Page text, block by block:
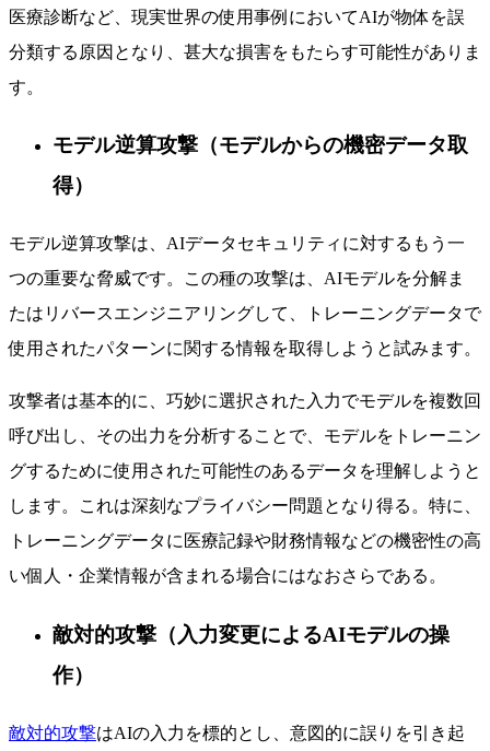
医療診断など、現実世界の使用事例においてAIが物体を誤
分類する原因となり、甚大な損害をもたらす可能性がありま
す。
モデル逆算攻撃（モデルからの機密データ取
得）
モデル逆算攻撃は、AIデータセキュリティに対するもう一
つの重要な脅威です。この種の攻撃は、AIモデルを分解ま
たはリバースエンジニアリングして、トレーニングデータで
使用されたパターンに関する情報を取得しようと試みます。
攻撃者は基本的に、巧妙に選択された入力でモデルを複数回
呼び出し、その出力を分析することで、モデルをトレーニン
グするために使用された可能性のあるデータを理解しようと
します。これは深刻なプライバシー問題となり得る。特に、
トレーニングデータに医療記録や財務情報などの機密性の高
い個人・企業情報が含まれる場合にはなおさらである。
敵対的攻撃（入力変更によるAIモデルの操
作）
敵対的攻撃はAIの入力を標的とし、意図的に誤りを引き起